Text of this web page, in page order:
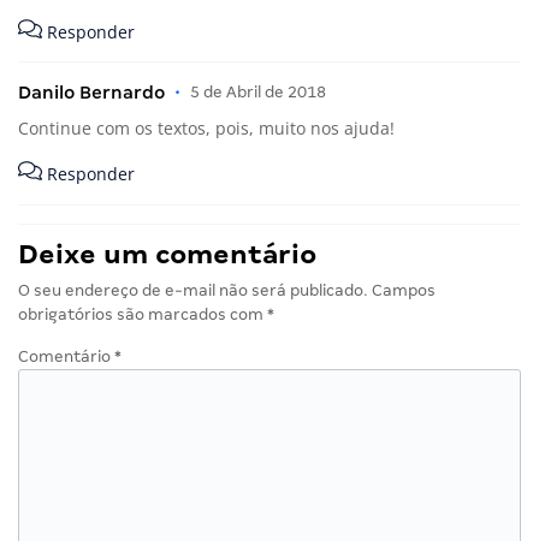
Responder
Danilo Bernardo • 5 de Abril de 2018
Continue com os textos, pois, muito nos ajuda!
Responder
Deixe um comentário
O seu endereço de e-mail não será publicado. Campos
obrigatórios são marcados com *
Comentário *